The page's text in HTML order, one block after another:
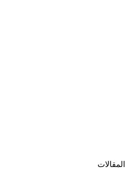
المقالات